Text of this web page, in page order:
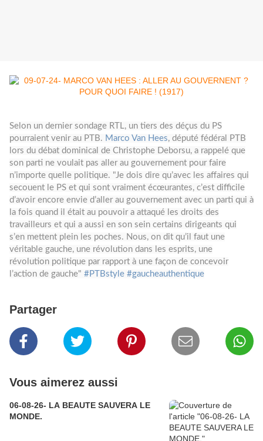
Selon un dernier sondage RTL, un tiers des déçus du PS
pourraient venir au PTB. Marco Van Hees, député fédéral PTB
lors du débat dominical de Christophe Deborsu, a rappelé que
son parti ne voulait pas aller au gouvernement pour faire
n’importe quelle politique. "Je dois dire qu’avec les affaires qui
secouent le PS et qui sont vraiment écœurantes, c’est difficile
d’avoir encore envie d’aller au gouvernement avec un parti qui à
la fois quand il était au pouvoir a attaqué les droits des
travailleurs et qui a aussi en son sein certains dirigeants qui
s’en mettent plein les poches. Nous, on dit qu’il faut une
véritable gauche, une révolution dans les esprits, une
révolution politique par rapport à une façon de concevoir
l’action de gauche" #PTBstyle #gaucheauthentique
Partager
Vous aimerez aussi
06-08-26- LA BEAUTE SAUVERA LE
MONDE.